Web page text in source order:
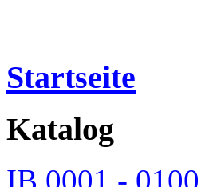
Startseite
Katalog